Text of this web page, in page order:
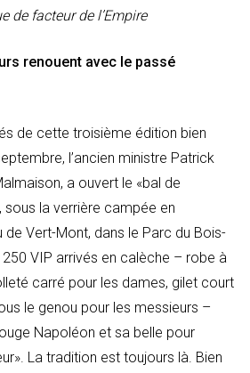
de facteur de l’Empire
renouent avec le passé
de cette troisième édition bien
l’ancien ministre Patrick
a ouvert le «bal de
sous la verrière campée en
de Vert-Mont, dans le Parc du Bois-
250 VIP arrivés en calèche – robe à
carré pour les dames, gilet court
le genou pour les messieurs –
Napoléon et sa belle pour
La tradition est toujours là. Bien